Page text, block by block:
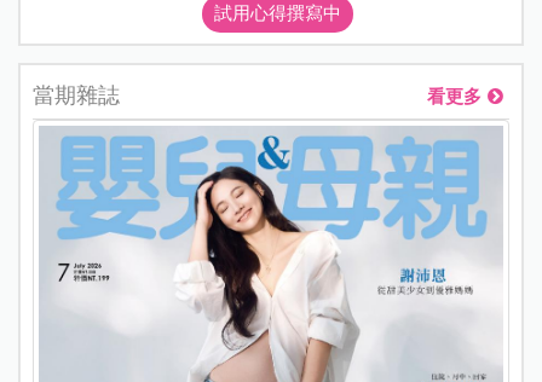
試用心得撰寫中
當期雜誌 看更多